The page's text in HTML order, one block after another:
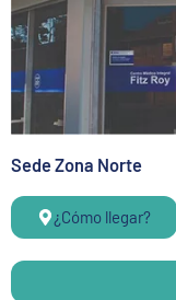
Sede Zona Norte
¿Cómo llegar?